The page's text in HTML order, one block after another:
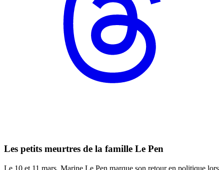
Les petits meurtres de la famille Le Pen
Le 10 et 11 mars, Marine Le Pen marque son retour en politique lors